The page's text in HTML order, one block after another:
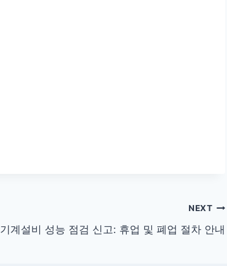
NEXT
기계설비 성능 점검 신고: 휴업 및 폐업 절차 안내